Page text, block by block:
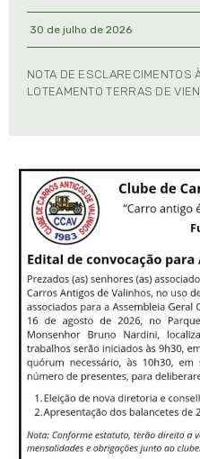
30 de julho de 2026
NOTA DE ESCLARECIMENTOS
LOTEAMENTO TERRAS DE